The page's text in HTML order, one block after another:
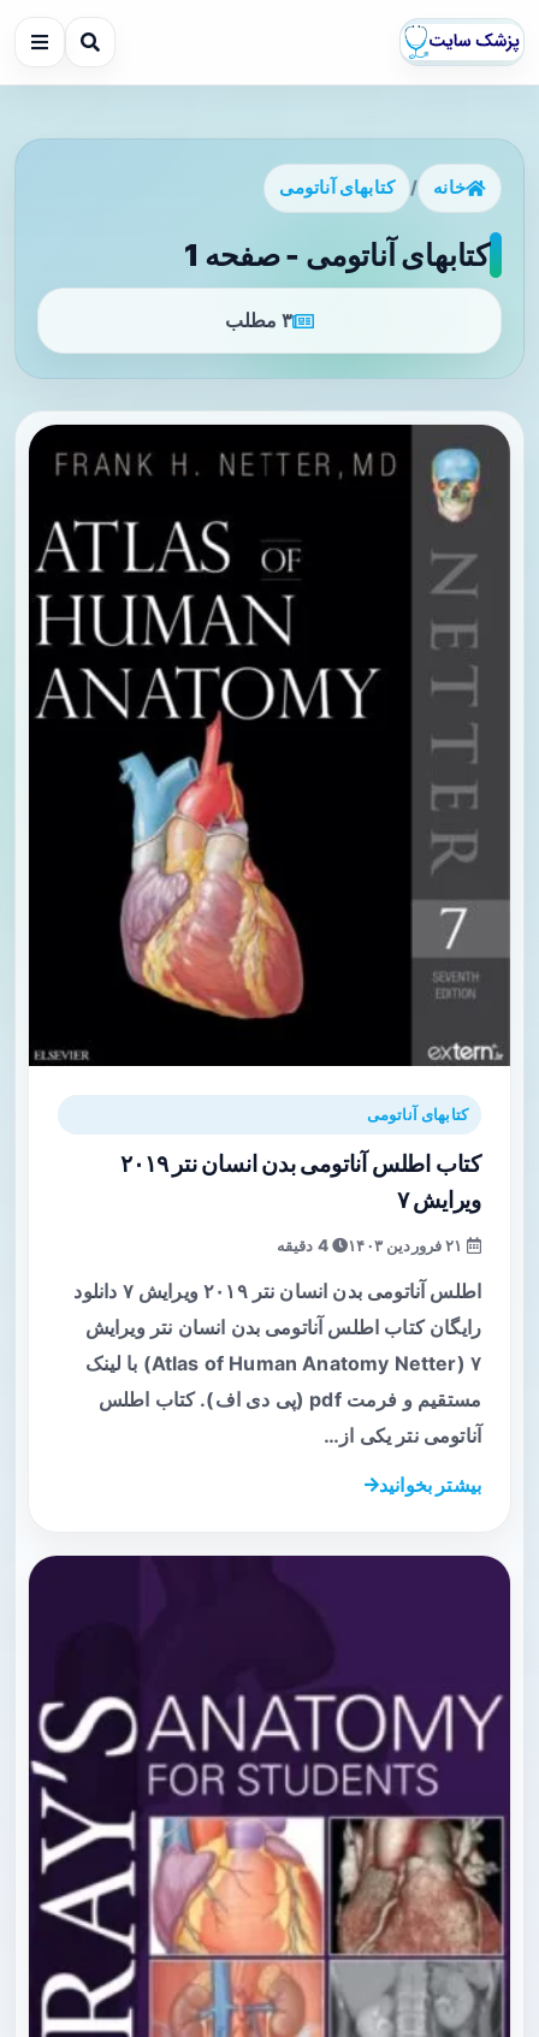
خانه / کتابهای آناتومی
کتابهای آناتومی - صفحه 1
۳ مطلب
کتابهای آناتومی
کتاب اطلس آناتومی بدن انسان نتر ۲۰۱۹
ویرایش ۷
4 دقیقه
اطلس آناتومی بدن انسان نتر ۲۰۱۹ ویرایش ۷ دانلود
رایگان کتاب اطلس آناتومی بدن انسان نتر ویرایش
۷ (Atlas of Human Anatomy Netter) با لینک
مستقیم و فرمت pdf (پی دی اف). کتاب اطلس
آناتومی نتر یکی از…
بیشتر بخوانید